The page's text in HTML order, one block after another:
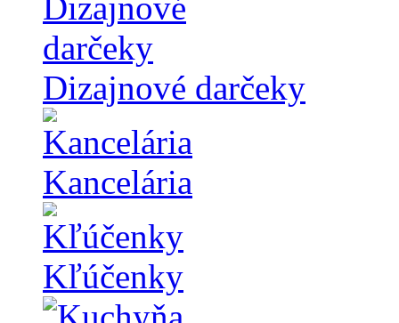
Dizajnové darčeky
Kancelária
Kľúčenky